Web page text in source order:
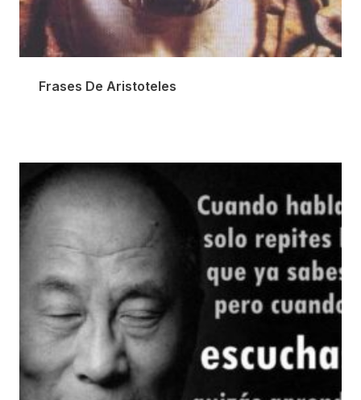
Frases De Aristoteles